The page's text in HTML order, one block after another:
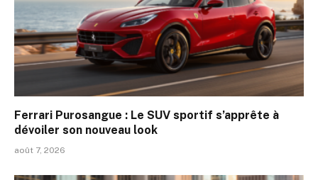
Ferrari Purosangue : Le SUV sportif s’apprête à
dévoiler son nouveau look
août 7, 2026